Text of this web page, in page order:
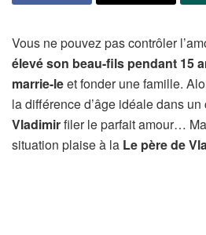
Vous ne pouvez pas contrôler
élevé son beau-fils pendant 15
marrie-leet fonder une famille.
la différence d’âge idéale dans un
Vladimirfiler le parfait amour…
situation plaise à la Le père de